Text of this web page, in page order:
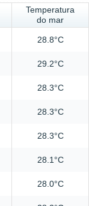
Temperatura
do mar
28.8°C
29.2°C
28.3°C
28.3°C
28.3°C
28.1°C
28.0°C